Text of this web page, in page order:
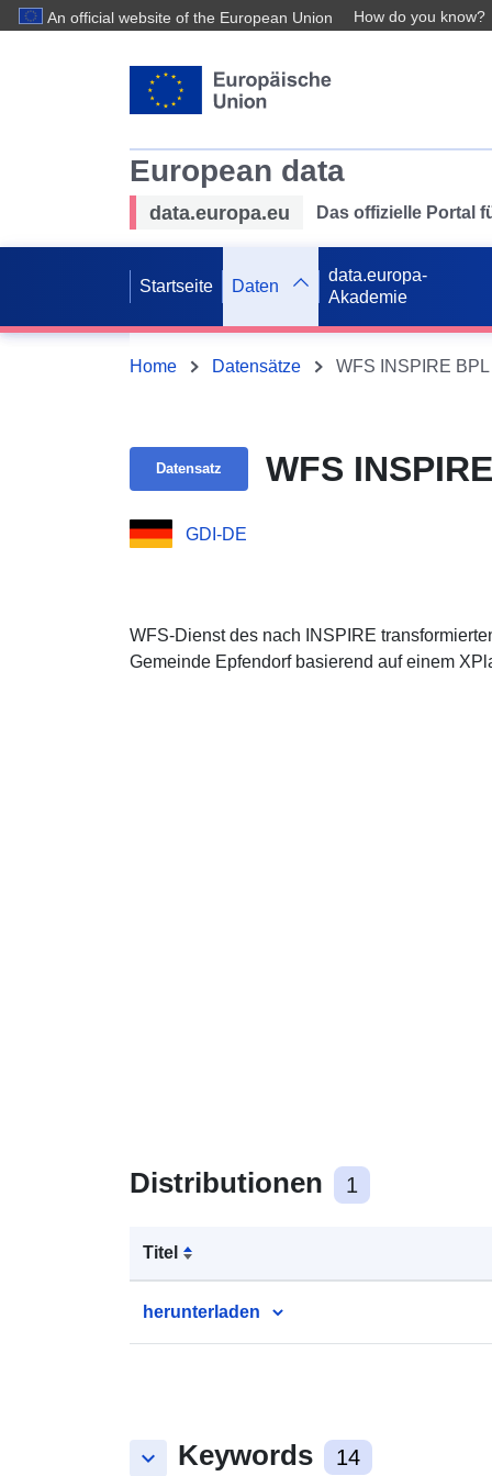
An official website of the European Union How do you know?
European data
data.europa.eu Das offizielle Portal
Startseite Daten
data.europa-
Akademie
Home Datensätze WFS INSPIRE BPL
Datensatz WFS
GDI-DE
WFS-Dienst des nach INSPIRE
Gemeinde Epfendorf basierend auf einem
Distributionen 1
Titel
herunterladen
keyboard_arrow_down Keywords 14